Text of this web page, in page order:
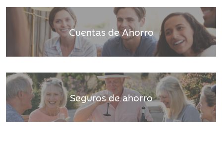
Cuentas de Ahorro
Seguros de ahorro